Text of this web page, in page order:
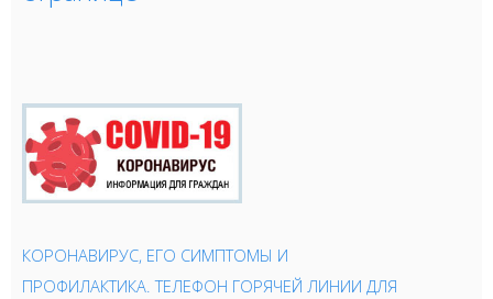
КОРОНАВИРУС, ЕГО СИМПТОМЫ И
ПРОФИЛАКТИКА.ТЕЛЕФОН ГОРЯЧЕЙ ЛИНИИ ДЛЯ